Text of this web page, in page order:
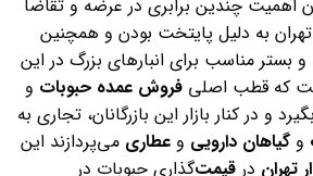
اهمیت چندین برابری در عرضه و تقاضا
تهران به دلیل پایتخت بودن و همچنین
و بستر مناسب برای انبارهای بزرگ در این
که قطب اصلی فروش عمده حبوبات و
و در کنار بازار این بازرگانان، تجاری به
و گیاهان دارویی و عطاری می‌پردازند این
تهران در قیمت‌گذاری حبوبات در